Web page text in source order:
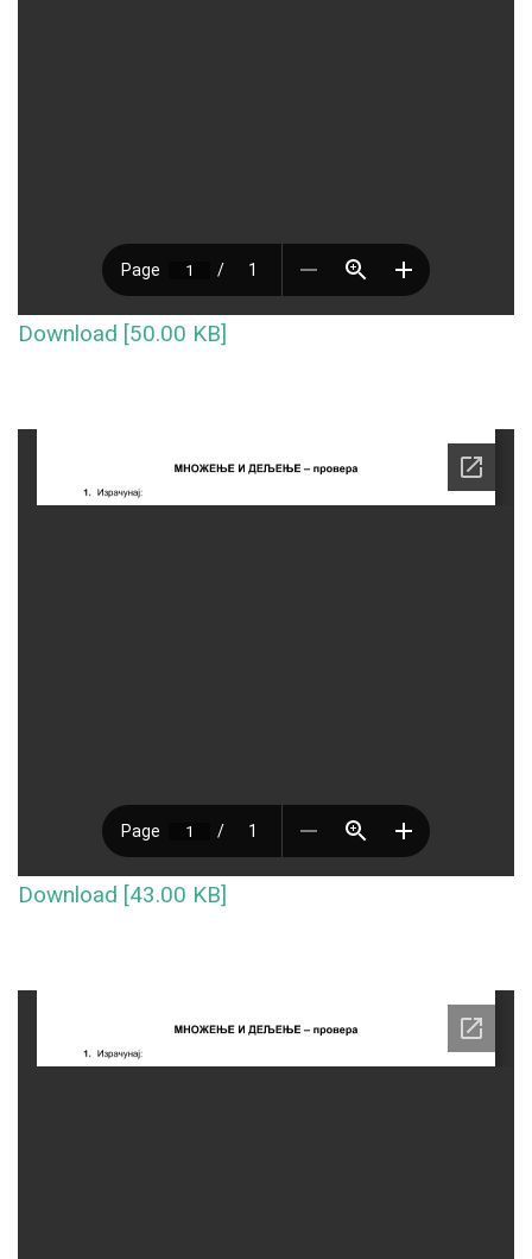
Download [50.00 KB]
Download [43.00 KB]